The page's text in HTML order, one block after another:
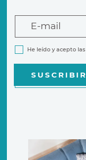
E-mail
He leído y acepto